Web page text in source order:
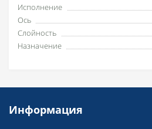
Исполнение
Ось
Слойность
Назначение
Информация